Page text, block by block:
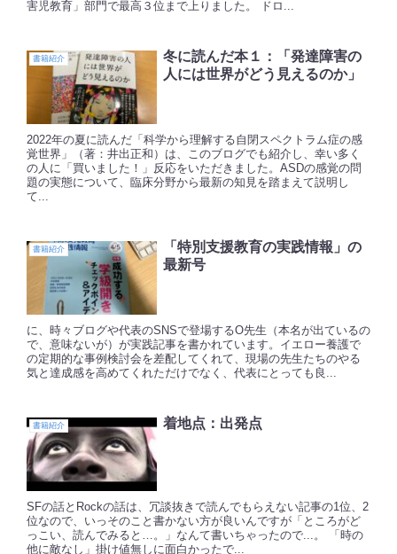
害児教育」部門で最高３位まで上りました。 ドロ...
書籍紹介
冬に読んだ本１：「発達障害の
人には世界がどう見えるのか」
2022年の夏に読んだ「科学から理解する自閉スペクトラム症の感
覚世界」（著：井出正和）は、このブログでも紹介し、幸い多く
の人に「買いました！」反応をいただきました。ASDの感覚の問
題の実態について、臨床分野から最新の知見を踏まえて説明し
て...
書籍紹介
「特別支援教育の実践情報」の
最新号
に、時々ブログや代表のSNSで登場するO先生（本名が出ているの
で、意味ないが）が実践記事を書かれています。イエロー養護で
の定期的な事例検討会を差配してくれて、現場の先生たちのやる
気と達成感を高めてくれただけでなく、代表にとっても良...
書籍紹介 着地点：出発点
SFの話とRockの話は、冗談抜きで読んでもらえない記事の1位、2
位なので、いっそのこと書かない方が良いんですが「ところがど
っこい、読んでみると…。」なんて書いちゃったので...。 「時の
他に敵なし」掛け値無しに面白かったで...